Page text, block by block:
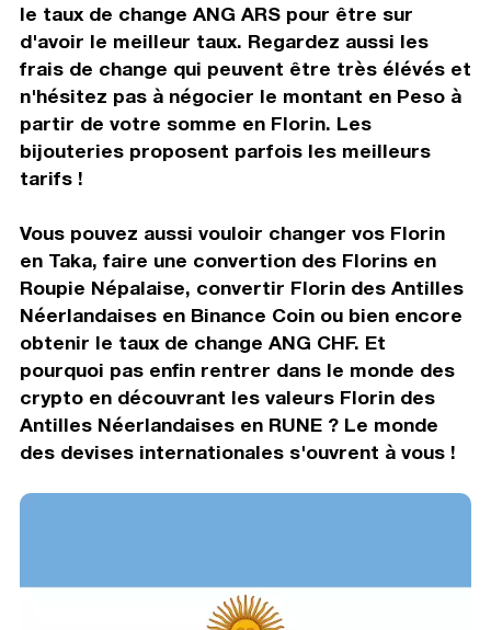
le taux de change ANG ARS pour être sur
d'avoir le meilleur taux. Regardez aussi les
frais de change qui peuvent être très élévés et
n'hésitez pas à négocier le montant en Peso à
partir de votre somme en Florin. Les
bijouteries proposent parfois les meilleurs
tarifs !
Vous pouvez aussi vouloir changer vos Florin
en Taka, faire une convertion des Florins en
Roupie Népalaise, convertir Florin des Antilles
Néerlandaises en Binance Coin ou bien encore
obtenir le taux de change ANG CHF. Et
pourquoi pas enfin rentrer dans le monde des
crypto en découvrant les valeurs Florin des
Antilles Néerlandaises en RUNE ? Le monde
des devises internationales s'ouvrent à vous !